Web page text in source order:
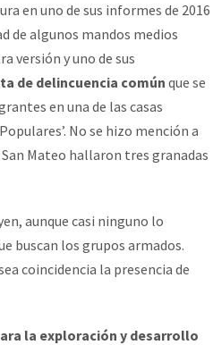
en uno de sus informes de 2016
de algunos mandos medios
versión y uno de sus
de delincuencia común que se
en una de las casas
No se hizo mención a
Mateo hallaron tres granadas
aunque casi ninguno lo
buscan los grupos armados.
coincidencia la presencia de
la exploración y desarrollo